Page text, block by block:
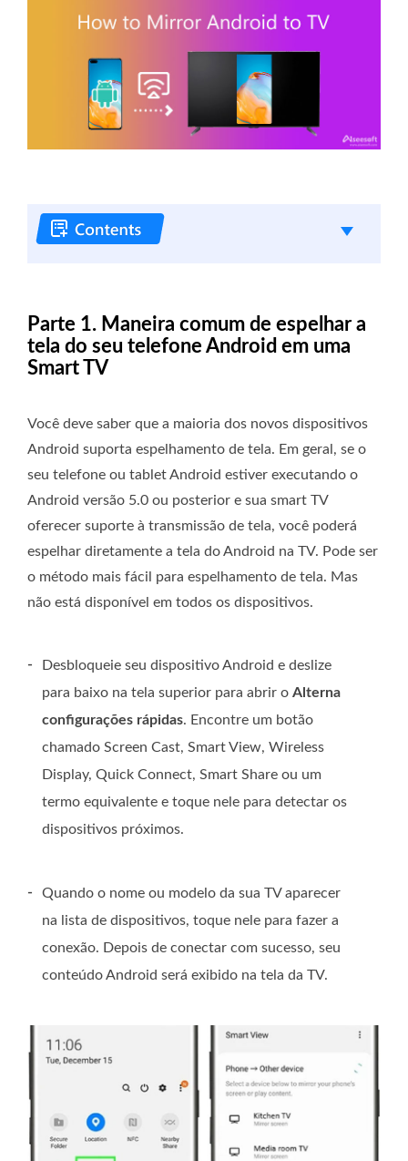
Parte 1. Maneira comum de espelhar a
tela do seu telefone Android em uma
Smart TV
Você deve saber que a maioria dos novos dispositivos
Android suporta espelhamento de tela. Em geral, se o
seu telefone ou tablet Android estiver executando o
Android versão 5.0 ou posterior e sua smart TV
oferecer suporte à transmissão de tela, você poderá
espelhar diretamente a tela do Android na TV. Pode ser
o método mais fácil para espelhamento de tela. Mas
não está disponível em todos os dispositivos.
-
Desbloqueie seu dispositivo Android e deslize
para baixo na tela superior para abrir o Alterna
configurações rápidas. Encontre um botão
chamado Screen Cast, Smart View, Wireless
Display, Quick Connect, Smart Share ou um
termo equivalente e toque nele para detectar os
dispositivos próximos.
-
Quando o nome ou modelo da sua TV aparecer
na lista de dispositivos, toque nele para fazer a
conexão. Depois de conectar com sucesso, seu
conteúdo Android será exibido na tela da TV.